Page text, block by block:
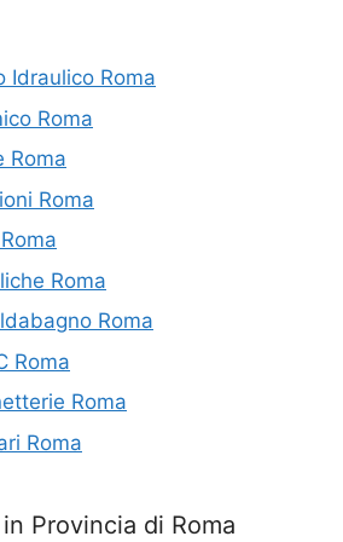
Idraulico Roma
Roma
Roma
Roma
Roma
Roma
Roma
Roma
Roma
Provincia di Roma